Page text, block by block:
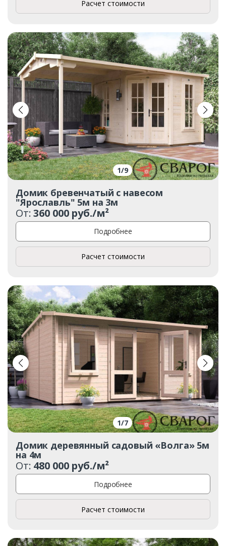
Расчет стоимости
1/9
Домик бревенчатый с навесом
"Ярославль" 5м на 3м
От:360 000 руб./м²
Подробнее
Расчет стоимости
1/7
Домик деревянный садовый «Волга» 5м
на 4м
От: 480 000 руб./м²
Подробнее
Расчет стоимости